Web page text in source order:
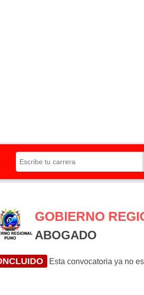
GOBIERNO
ABOGADO
Esta convocatoria ya no